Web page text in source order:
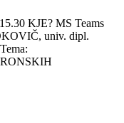
KJE? MS Teams
univ. dipl.